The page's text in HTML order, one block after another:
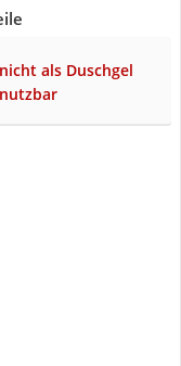
nicht als Duschgel
nutzbar